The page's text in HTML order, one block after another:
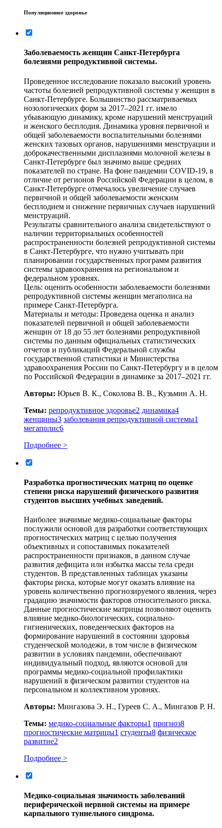
Популяционное здоровье
Заболеваемость женщин Санкт-Петербурга
болезнями репродуктивной системы.
Проведенное исследование показало высокий уровень
частоты болезней репродуктивной системы у женщин в
Санкт-Петербурге. Большинство рассматриваемых
нозологических форм за 2017–2021 гг. имело
убывающую динамику, кроме нарушений менструаций
и женского бесплодия. Динамика уровня первичной и
общей заболеваемости воспалительными болезнями
женских тазовых органов, нарушениями менструации и
доброкачественными дисплазиями молочной железы в
Санкт-Петербурге был значимо выше средних
показателей по стране. На фоне пандемии COVID‑19, в
отличие от регионов Российской Федерации в целом, в
Санкт-Петербурге отмечалось увеличение случаев
первичной и общей заболеваемости женским
бесплодием и снижение первичных случаев нарушений
менструаций.
Результаты сравнительного анализа свидетельствуют о
наличии территориальных особенностей
распространенности болезней репродуктивной системы
в Санкт-Петербурге, что нужно учитывать при
планировании государственных программ развития
системы здравоохранения на региональном и
федеральном уровнях.
Цель: оценить особенности заболеваемости болезнями
репродуктивной системы женщин мегаполиса на
примере Санкт-Петербурга.
Материалы и методы: Проведена оценка и анализ
показателей первичной и общей заболеваемости
женщин от 18 до 55 лет болезнями репродуктивной
системы по данным официальных статистических
отчетов и публикаций Федеральной службы
государственной статистики и Министерства
здравоохранения России по Санкт-Петербургу и в целом
по Российской Федерации в динамике за 2017–2021 гг.
Авторы: Юрьев В. К., Соколова В. В., Кузьмин А. Н.
Темы: peпpoдуктивнoe здоровье2 динамика4
женщины3 заболевания репродуктивной системы1
мегаполис6
Подробнее >
Разработка прогностических матриц по оценке
степени риска нарушений физического развития
студентов высших учебных заведений.
Наиболее значимые медико-социальные факторы
послужили основой для разработки соответствующих
прогностических матриц с целью получения
объективных и сопоставимых показателей
распространенности признаков, в данном случае
развития дефицита или избытка массы тела среди
студентов. В представленных таблицах указаны
факторы риска, которые могут оказать влияние на
уровень количественно прогнозируемого явления, через
градацию значимости факторов относительного риска.
Данные прогностические матрицы позволяют оценить
влияние медико-биологических, социально-
гигиенических, поведенческих факторов на
формирование нарушений в состоянии здоровья
студенческой молодежи, в том числе в физическом
развитии в условиях пандемии, обеспечивают
индивидуальный подход, являются основой для
программы медико-социальной профилактики
нарушений в физическом развитии студентов на
персональном и коллективном уровнях.
Авторы: Мингазова Э. Н., Гуреев С. А., Мингазов Р. Н.
Темы: медико-социальные факторы1 прогноз8
прогностические матрицы1 студенты8 физическое
развитие2
Подробнее >
Медико-социальная значимость заболеваний
периферической нервной системы на примере
карпального туннельного синдрома.